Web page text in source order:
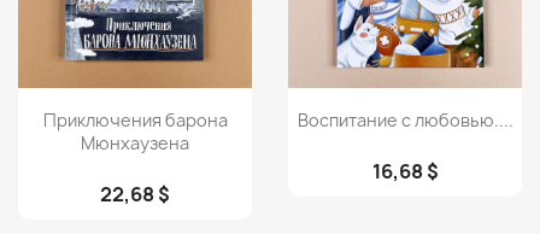
Просмотр
Приключения барона
Мюнхаузена
22,68 $
Просмотр
Воспитание с любовью....
16,68 $